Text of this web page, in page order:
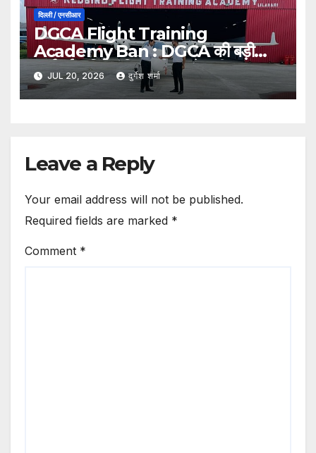
दिल्ली / एनसीआर
DGCA Flight Training
Academy Ban : DGCA की बड़ी
कार्रवाई, दक्षिण एशिया की सबसे बड़ी फ्लाइट
ट्रेनिंग अकादमी पर एक साल तक नए छात्रों
के प्रवेश पर रोक
JUL 20, 2026 दुर्गेश शर्मा
Leave a Reply
Your email address will not be published.
Required fields are marked *
Comment *